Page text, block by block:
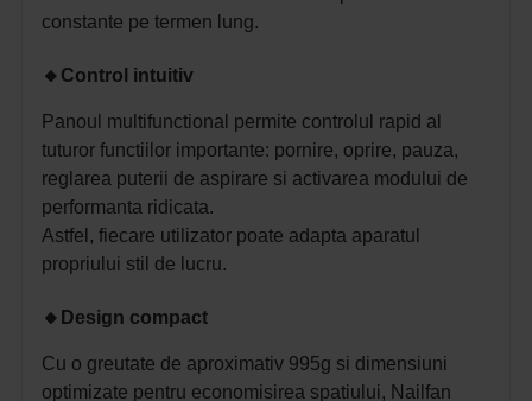
constante pe termen lung.
🔸 Control intuitiv
Panoul multifunctional permite controlul rapid al
tuturor functiilor importante: pornire, oprire, pauza,
reglarea puterii de aspirare si activarea modului de
performanta ridicata.
Astfel, fiecare utilizator poate adapta aparatul
propriului stil de lucru.
🔸 Design compact
Cu o greutate de aproximativ 995g si dimensiuni
optimizate pentru economisirea spatiului, Nailfan